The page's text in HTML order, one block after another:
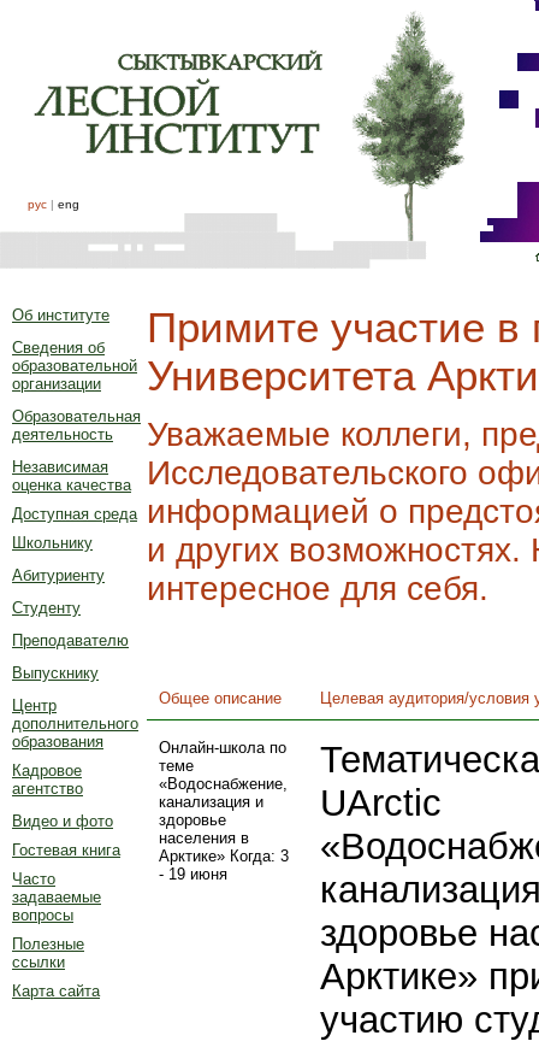
рус | eng
Об институте
Сведения об
образовательной
организации
Образовательная
деятельность
Независимая
оценка качества
Доступная среда
Школьнику
Абитуриенту
Студенту
Преподавателю
Выпускнику
Центр
дополнительного
образования
Кадровое
агентство
Видео и фото
Гостевая книга
Часто
задаваемые
вопросы
Полезные
ссылки
Карта сайта
Примите участие
Университета
Уважаемые коллеги,
Исследовательского
информацией о
и других
интересное для себя.
Общее описание Целевая аудитория/условия
Онлайн-школа по
теме
«Водоснабжение,
канализация и
здоровье
населения в
Арктике» Когда: 3
- 19 июня
UArctic
здоровье
Арктике»
участию